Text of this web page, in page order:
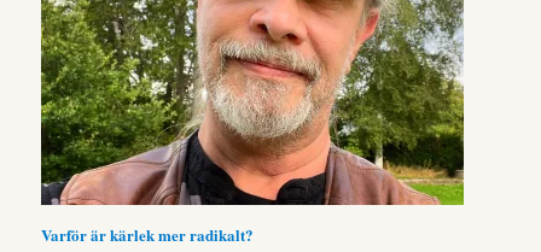
Varför är kärlek mer radikalt?